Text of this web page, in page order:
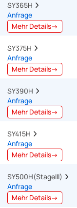
SY365H
Anfrage
Mehr Details→
SY375H
Anfrage
Mehr Details→
SY390H
Anfrage
Mehr Details→
SY415H
Anfrage
Mehr Details→
SY500H(StageIII)
Anfrage
Mehr Details→